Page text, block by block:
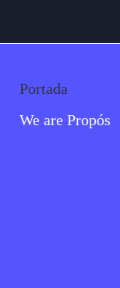
Portada
We are Propós